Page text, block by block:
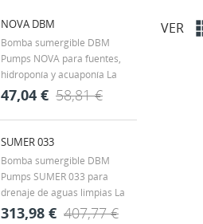
NOVA DBM
Bomba sumergible DBM
Pumps NOVA para fuentes,
hidroponía y acuaponía La
DBM Pumps NOVA es una
bomba sumergible diseñada
para la circulación continua de
agua en fuentes
ornamentales, estanques y
pequeños sistemas
hidráulicos. Su tamaño
compacto y...
47,04 € 58,81 €
SUMER 033
Bomba sumergible DBM
Pumps SUMER 033 para
drenaje de aguas limpias La
DBM Pumps SUMER 033 es
313,98 € 407,77 €
VER